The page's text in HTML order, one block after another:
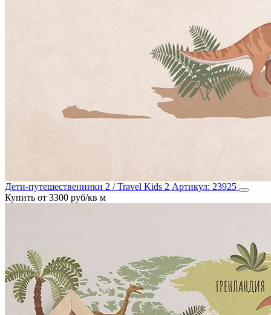
Дети-путешественники 2 / Travel Kids 2 Артикул: 23925
Купить от 3300 руб/кв м